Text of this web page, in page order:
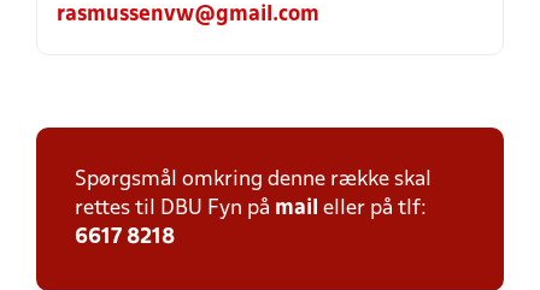
rasmussenvw@gmail.com
Spørgsmål omkring denne række skal
rettes til DBU Fyn på mail eller på tlf:
6617 8218